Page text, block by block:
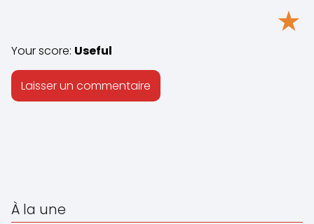
★
Your score: Useful
À la une